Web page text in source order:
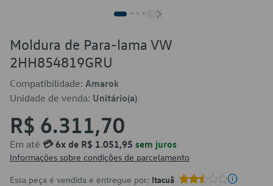
Moldura de Para-lama VW
2HH854819GRU
Compatibilidade: Amarok
Unidade de venda: Unitário(a)
R$ 6.311,70
Em até 💳 6x de R$ 1.051,95 sem juros
Informações sobre condições de parcelamento
Essa peça é vendida e entregue por: Itacuã